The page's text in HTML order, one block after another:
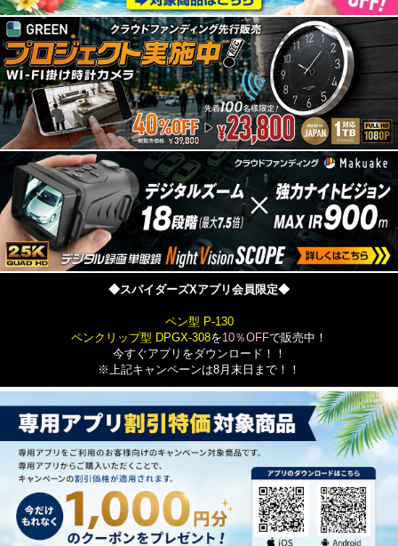
◆スパイダーズXアプリ会員限定◆
ペン型 P-130
ペンクリップ型 DPGX-308を10％OFFで販売中！
今すぐアプリをダウンロード！！
※上記キャンペーンは8月末日まで！！